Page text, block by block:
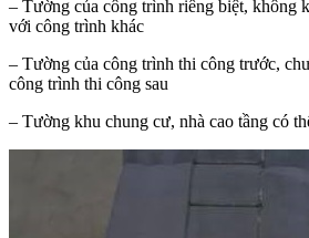
– Tường của công trình riêng biệt, không
với công trình khác
– Tường của công trình thi công trước,
công trình thi công sau
– Tường khu chung cư, nhà cao tầng có